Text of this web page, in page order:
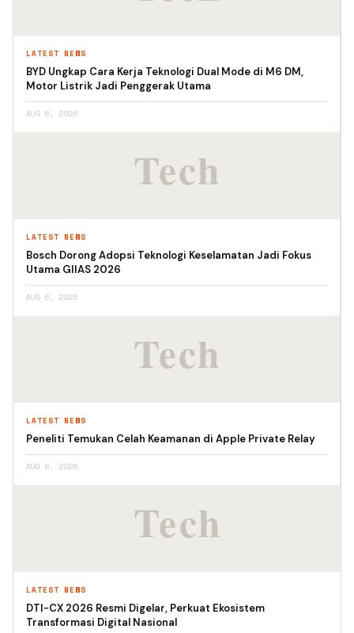
LATEST NEWS
BYD Ungkap Cara Kerja Teknologi Dual Mode di M6 DM,
Motor Listrik Jadi Penggerak Utama
AUG 6, 2026
LATEST NEWS
Bosch Dorong Adopsi Teknologi Keselamatan Jadi Fokus
Utama GIIAS 2026
AUG 6, 2026
LATEST NEWS
Peneliti Temukan Celah Keamanan di Apple Private Relay
AUG 6, 2026
LATEST NEWS
DTI-CX 2026 Resmi Digelar, Perkuat Ekosistem
Transformasi Digital Nasional